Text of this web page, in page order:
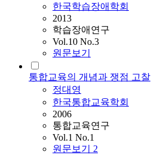
한국학습장애학회
2013
학습장애연구
Vol.10 No.3
원문보기
통합교육의 개념과 쟁점 고찰
정대영
한국통합교육학회
2006
통합교육연구
Vol.1 No.1
원문보기 2